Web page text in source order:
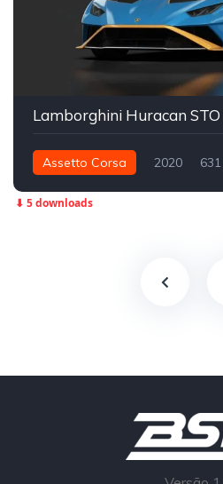
Lamborghini Huracan
Assetto Corsa 2020
⬇ 5 downloads